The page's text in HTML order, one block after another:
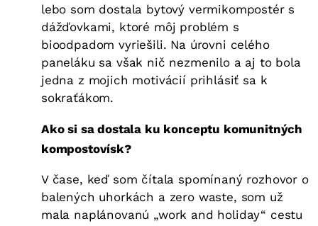
lebo som dostala bytový vermikompostér s
dážďovkami, ktoré môj problém s
bioodpadom vyriešili. Na úrovni celého
paneláku sa však nič nezmenilo a aj to bola
jedna z mojich motivácií prihlásiť sa k
sokraťákom.
Ako si sa dostala ku konceptu komunitných
kompostovísk?
V čase, keď som čítala spomínaný rozhovor o
balených uhorkách a zero waste, som už
mala naplánovanú „work and holiday“ cestu